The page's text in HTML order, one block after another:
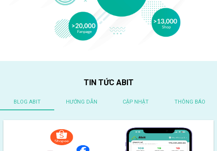
TIN TỨC ABIT
BLOG ABIT HƯỚNG DẪN CẬP NHẬT THÔNG BÁO